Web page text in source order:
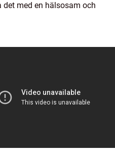
med en hälsosam och